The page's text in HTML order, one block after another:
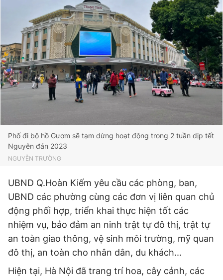
0906 645 777
Liên hệ quảng cáo
0908 780 404
Đặt báo Quảng cáo RSS Tòa soạn Chính sách bảo
Tổng biên tập: Nguyễn Ngọc Toàn
Phó tổng biên tập thường trực: Hải Thành
Phó tổng biên tập: Lâm Hiếu Dũng
Phó tổng biên tập: Trần Việt Hưng
Giấy phép xuất bản số 110/GP - BTTTT cấp ngày 24.3.2020
© 2003-2026 Bản quyền thuộc về Báo Thanh Niên. Cấm sao
chép dưới mọi hình thức nếu không có sự chấp thuận bằng văn
bản. Phát triển bởi ePi Technologies, JSC.
Phố đi bộ hồ Gươm sẽ tạm dừng hoạt động trong 2 tuần dịp tết
Nguyên đán 2023
NGUYỄN TRƯỜNG
UBND Q.Hoàn Kiếm yêu cầu các phòng, ban,
UBND các phường cùng các đơn vị liên quan chủ
động phối hợp, triển khai thực hiện tốt các
nhiệm vụ, bảo đảm an ninh trật tự đô thị, trật tự
an toàn giao thông, vệ sinh môi trường, mỹ quan
đô thị, an toàn cho nhân dân, du khách...
Hiện tại, Hà Nội đã trang trí hoa, cây cảnh, các